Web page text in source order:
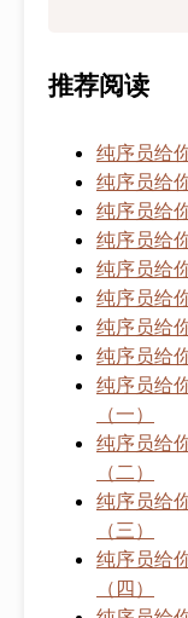
推荐阅读
纯序员给
纯序员给
纯序员给
纯序员给
纯序员给
纯序员给
纯序员给
纯序员给
纯序员给
（一）
纯序员给
（二）
纯序员给
（三）
纯序员给
（四）